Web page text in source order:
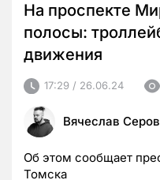
На проспекте
полосы:
движения
17:29 / 26.06.24
Вячеслав Серов
Об этом сообщает
Томска